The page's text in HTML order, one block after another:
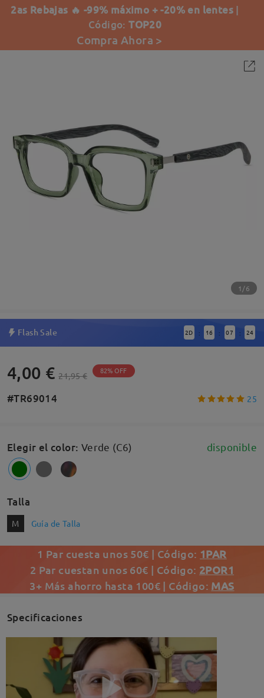
2as Rebajas 🔥 -99% máximo + -20% en lentes |
Código:TOP20
Compra Ahora >
1/6
Flash Sale 2D : 16 : 07 : 23
4,00 € 21,95 € 82% OFF
#TR69014 25
Elegir el color: Verde (C6) disponible
Talla
M Guía de Talla
1 Par cuesta unos 50€ | Código: 1PAR
2 Par cuestan unos 60€ | Código: 2POR1
3+ Más ahorro hasta 100€ | Código: MAS
Specificaciones